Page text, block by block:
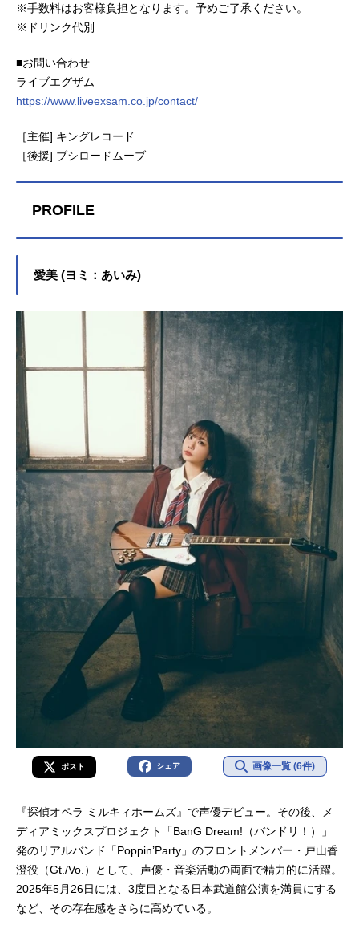
※手数料はお客様負担となります。予めご了承ください。
※ドリンク代別
■お問い合わせ
ライブエグザム
https://www.liveexsam.co.jp/contact/
［主催] キングレコード
［後援] ブシロードムーブ
PROFILE
愛美 (ヨミ：あいみ)
ポスト シェア 画像一覧 (6件)
『探偵オペラ ミルキィホームズ』で声優デビュー。その後、メ
ディアミックスプロジェクト「BanG Dream!（バンドリ！）」
発のリアルバンド「Poppin’Party」のフロントメンバー・戸山香
澄役（Gt./Vo.）として、声優・音楽活動の両面で精力的に活躍。
2025年5月26日には、3度目となる日本武道館公演を満員にする
など、その存在感をさらに高めている。